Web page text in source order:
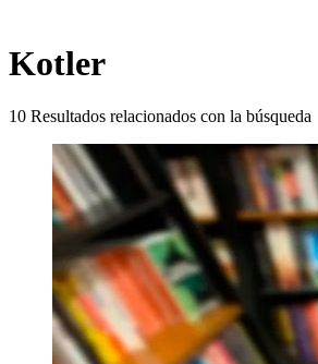
Kotler
10 Resultados relacionados con la búsqueda